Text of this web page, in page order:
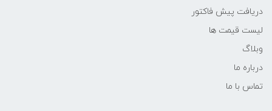
دریافت پیش فاکتور
لیست قیمت ها
وبلاگ
درباره ما
تماس با ما